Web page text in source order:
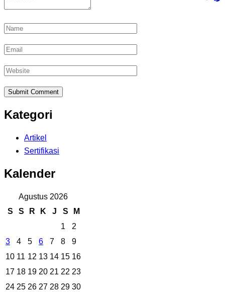
Kategori
Artikel
Sertifikasi
Kalender
Agustus 2026
S
S R K J S
M
1
2
3
4 5 6 7 8
9
10 11 12 13 14 15 16
17 18 19 20 21 22 23
24 25 26 27 28 29 30